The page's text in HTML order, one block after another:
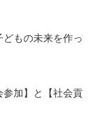
もの未来を作っ
参加】と【社会貢